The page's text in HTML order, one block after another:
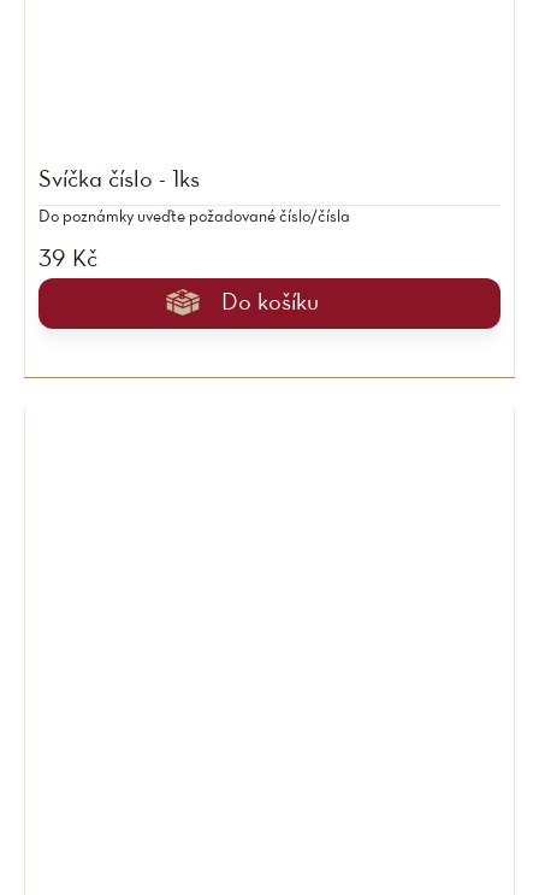
Svíčka číslo - 1ks
39 Kč
Do košíku
Do poznámky uveďte požadované číslo/čísla